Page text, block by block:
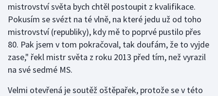
mistrovství světa bych chtěl postoupit z kvalifikace.
Pokusím se svézt na té vlně, na které jedu už od toho
mistrovství (republiky), kdy mě to poprvé pustilo přes
80. Pak jsem v tom pokračoval, tak doufám, že to vyjde
zase," řekl mistr světa z roku 2013 před tím, než vyrazil
na své sedmé MS.
Velmi otevřená je soutěž oštěpařek, protože se v této